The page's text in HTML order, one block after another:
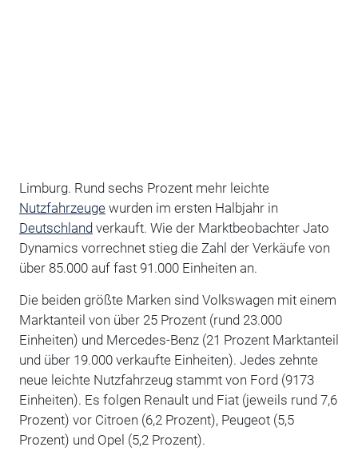
Limburg. Rund sechs Prozent mehr leichte
Nutzfahrzeugewurden im ersten Halbjahr in
Deutschland verkauft. Wie der Marktbeobachter Jato
Dynamics vorrechnet stieg die Zahl der Verkäufe von
über 85.000 auf fast 91.000 Einheiten an.
Die beiden größte Marken sind Volkswagen mit einem
Marktanteil von über 25 Prozent (rund 23.000
Einheiten) und Mercedes-Benz (21 Prozent Marktanteil
und über 19.000 verkaufte Einheiten). Jedes zehnte
neue leichte Nutzfahrzeug stammt von Ford (9173
Einheiten). Es folgen Renault und Fiat (jeweils rund 7,6
Prozent) vor Citroen (6,2 Prozent), Peugeot (5,5
Prozent) und Opel (5,2 Prozent).